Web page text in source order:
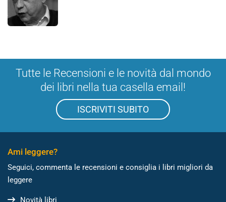
Tutte le Recensioni e le novità dal mondo
dei libri nella tua casella email!
ISCRIVITI SUBITO
Ami leggere?
Seguici, commenta le recensioni e consiglia i libri migliori da
leggere
Novità libri